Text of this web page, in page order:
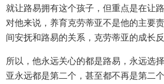
就让路易拥有这个孩子，但重点是在让
对他来说，养育克劳蒂亚不是他的主要
间安抚和路易的关系，克劳蒂亚的成长反
所以，他永远关心的都是路易，永远选
亚永远都是第二个，甚至都不再是第二